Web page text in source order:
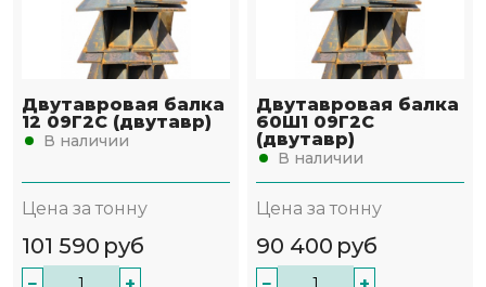
Двутавровая балка
12 09Г2С (двутавр)
В наличии
Цена за тонну
101 590 руб
Двутавровая балка
60Ш1 09Г2С
(двутавр)
В наличии
Цена за тонну
90 400 руб